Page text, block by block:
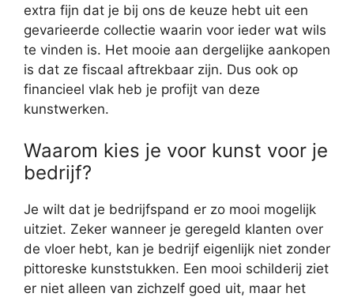
extra fijn dat je bij ons de keuze hebt uit een
gevarieerde collectie waarin voor ieder wat wils
te vinden is. Het mooie aan dergelijke aankopen
is dat ze fiscaal aftrekbaar zijn. Dus ook op
financieel vlak heb je profijt van deze
kunstwerken.
Waarom kies je voor kunst voor je
bedrijf?
Je wilt dat je bedrijfspand er zo mooi mogelijk
uitziet. Zeker wanneer je geregeld klanten over
de vloer hebt, kan je bedrijf eigenlijk niet zonder
pittoreske kunststukken. Een mooi schilderij ziet
er niet alleen van zichzelf goed uit, maar het